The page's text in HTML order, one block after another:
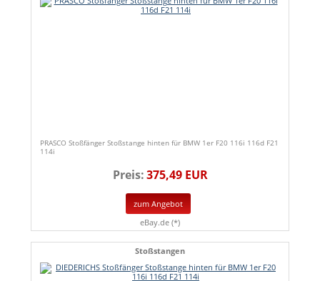
PRASCO Stoßfänger Stoßstange hinten für BMW 1er F20 116i 116d F21
114i
Preis:375,49 EUR
zum Angebot
eBay.de (*)
Stoßstangen